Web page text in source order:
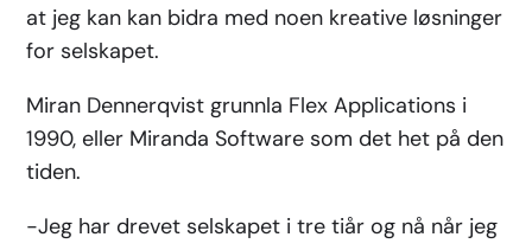
at jeg kan kan bidra med noen kreative løsninger
for selskapet.
Miran Dennerqvist grunnla Flex Applications i
1990, eller Miranda Software som det het på den
tiden.
-Jeg har drevet selskapet i tre tiår og nå når jeg